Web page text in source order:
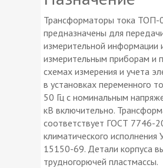
Трансформаторы тока ТОП-
предназначены для
измерительной информации
измерительным приборам и
схемах измерения и учета
в установках переменного
50 Гц с номинальным
кВ включительно.
соответствует ГОСТ 7746-
климатического
15150-69. Детали корпуса
трудногорючей пластмассы.